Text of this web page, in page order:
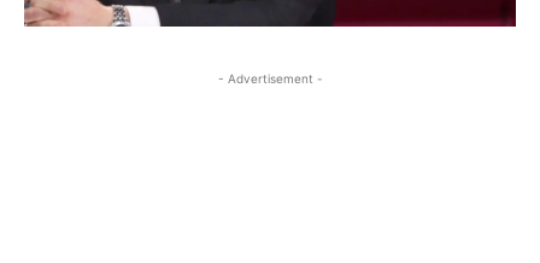
- Advertisement -